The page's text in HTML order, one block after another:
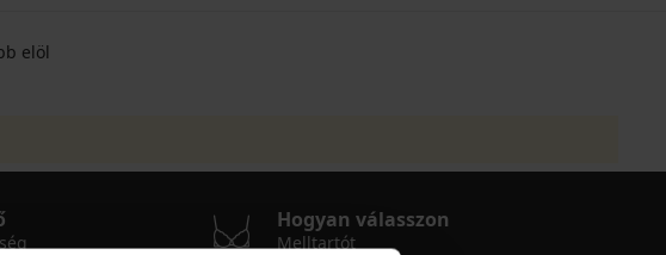
elöl
Hogyan válasszon
Melltartót